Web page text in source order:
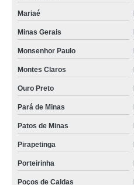
Mariaé
Minas Gerais
Monsenhor Paulo
Montes Claros
Ouro Preto
Pará de Minas
Patos de Minas
Pirapetinga
Porteirinha
Poços de Caldas